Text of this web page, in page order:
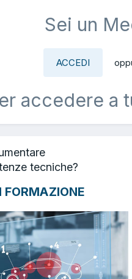
Sei un
ACCEDI
accedere a
tecniche?
FORMAZIONE